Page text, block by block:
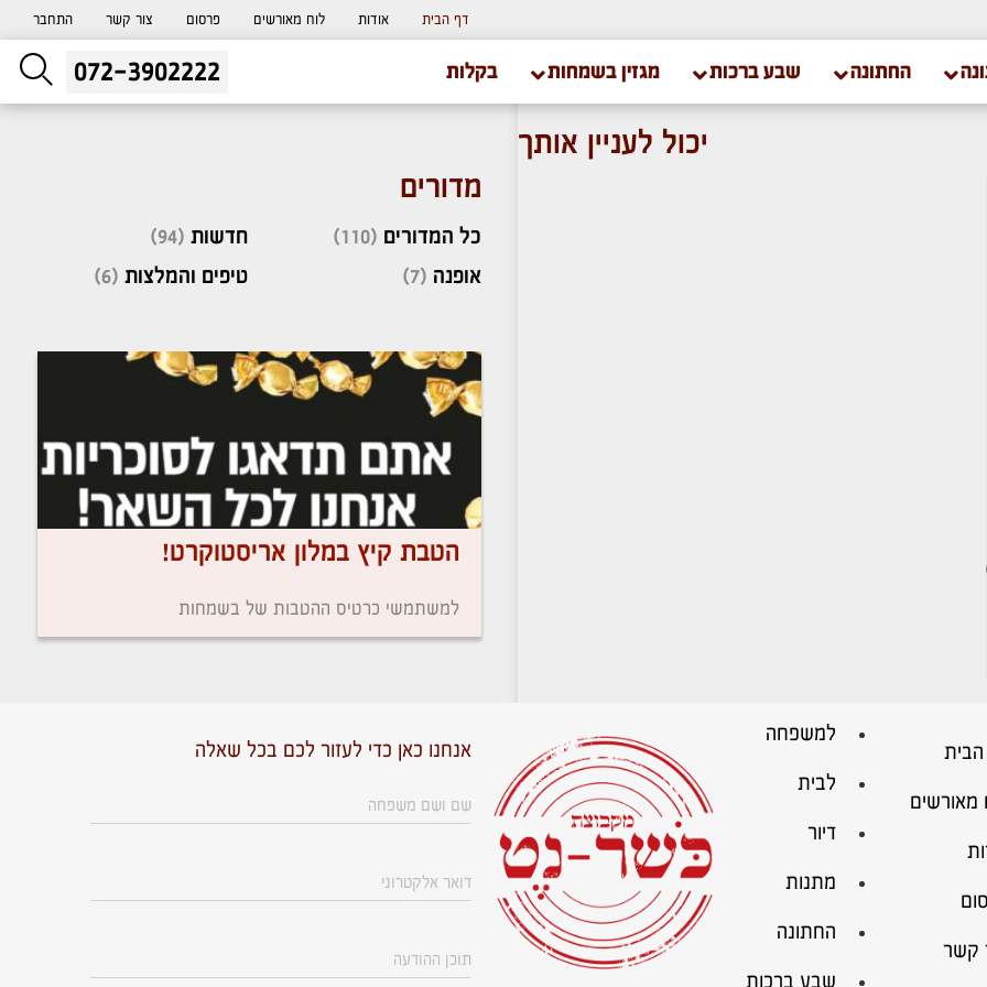
דף הבית אודות לוח מאורשים פרסום צור קשר התחבר
החתונה שבע ברכות מגזין בשמחות בקלות ליעוץ חינם
והזמנת כרטיס שמחות
072-3902222
יכול לעניין אותך
מדורים
כל המדורים (110)
אופנה (7)
חדשות (94)
טיפים והמלצות (6)
הטבת קיץ במלון אריסטוקרט!
למשתמשי כרטיס ההטבות של בשמחות
מאורשים
קשר
למשפחה
לבית
דיור
מתנות
החתונה
שבע ברכות
אנחנו כאן כדי לעזור לכם בכל שאלה